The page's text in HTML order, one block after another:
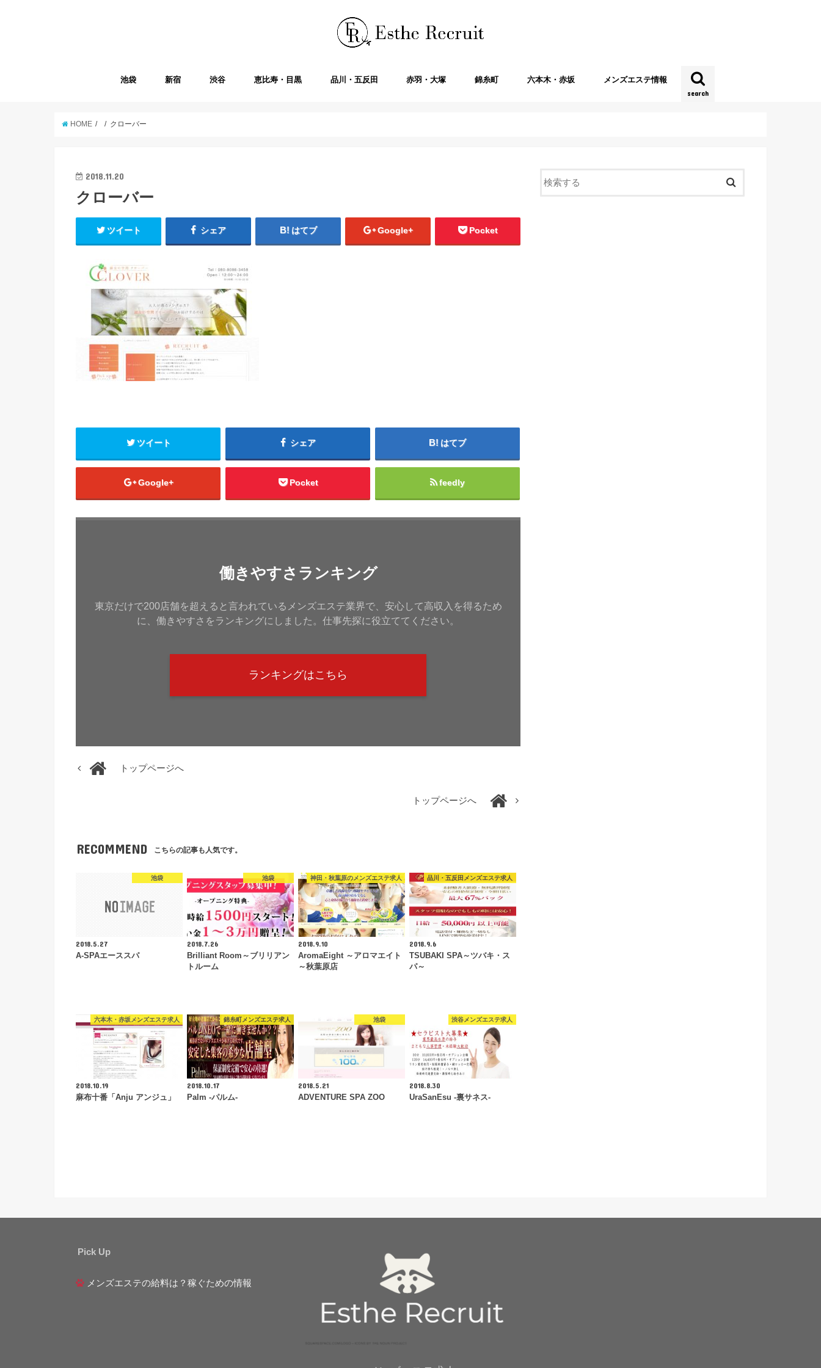
search
池袋 新宿 渋谷 恵比寿・目黒 品川・五反田 赤羽・大塚 錦糸町 六本木・赤坂 メンズエステ情報
HOME クローバー
2018.11.20
クローバー
ツイート シェア はてブ Google+ Pocket
ツイート シェア はてブ
Google+ Pocket feedly
働きやすさランキング
東京だけで200店舗を超えると言われているメンズエステ業界で、安心して高収入を得るため
に、働きやすさをランキングにしました。仕事先探に役立ててください。
ランキングはこちら
トップページへ
トップページへ
RECOMMEND こちらの記事も人気です。
池袋
2018.5.27
A-SPAエーススパ
池袋
2018.7.26
Brilliant Room～ブリリアン
トルーム
神田・秋葉原のメンズエステ求人
2018.9.10
AromaEight ～アロマエイト
～秋葉原店
品川・五反田メンズエステ求人
2018.9.6
TSUBAKI SPA～ツバキ・ス
パ～
六本木・赤坂メンズエステ求人
2018.10.19
麻布十番「Anju アンジュ」
錦糸町メンズエステ求人
2018.10.17
Palm -パルム-
池袋
2018.5.21
ADVENTURE SPA ZOO
渋谷メンズエステ求人
2018.8.30
UraSanEsu -裏サネス-
Pick Up
メンズエステの給料は？稼ぐための情報